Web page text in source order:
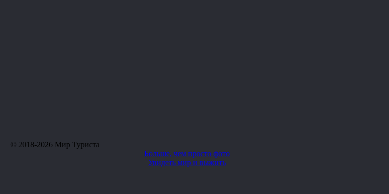
© 2018-2026 Мир Туриста
Больше, чем просто фото
Увидеть мир и выжить